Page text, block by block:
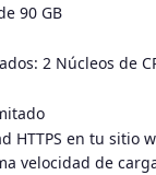
90 GB
2 Núcleos de
HTTPS en tu sitio
velocidad de